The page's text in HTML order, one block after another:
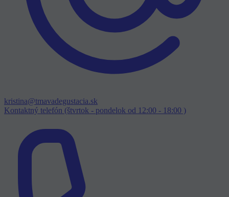
kristina@tmavadegustacia.sk
Kontaktný telefón (štvrtok - pondelok od 12:00 - 18:00 )